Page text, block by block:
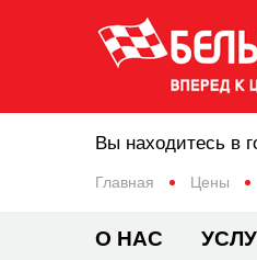
Главная Цены
Вы находитесь в
О НАС